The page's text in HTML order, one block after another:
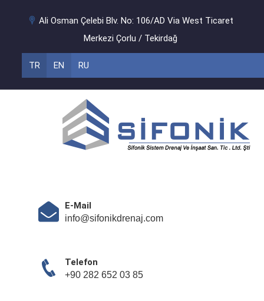
Ali Osman Çelebi Blv. No: 106/AD Via West Ticaret
Merkezi Çorlu / Tekirdağ
TR EN RU
E-Mail
info@sifonikdrenaj.com
Telefon
+90 282 652 03 85